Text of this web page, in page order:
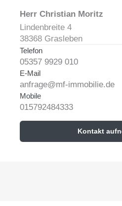
Herr Christian Moritz
Lindenbreite 4
38368 Grasleben
Telefon
05357 9929 010
E-Mail
anfrage@mf-immobilie.de
Mobile
015792484333
Kontakt